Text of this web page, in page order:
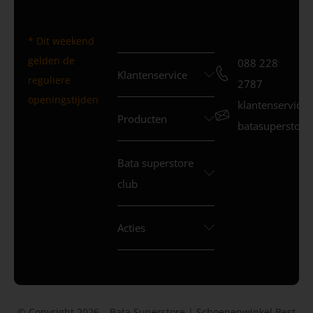
* Dit weekend
gelden de
reguliere
openingstijden
Klantenservice
Producten
Bata superstore
club
Acties
088 228
2787